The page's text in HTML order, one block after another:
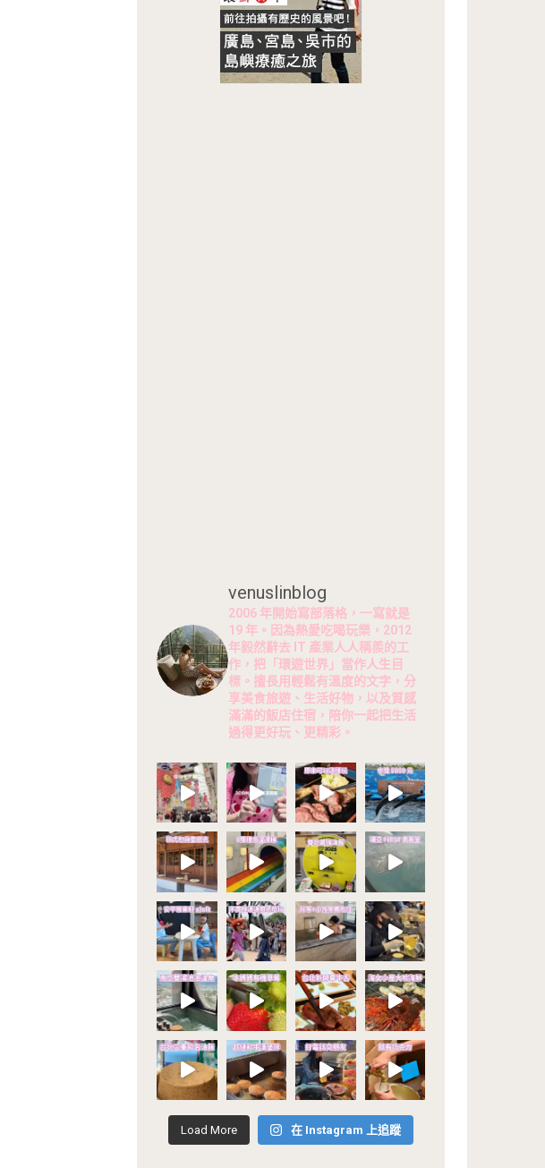
venuslinblog
2006 年開始寫部落格，一寫就是
19 年。因為熱愛吃喝玩樂，2012
年毅然辭去 IT 產業人人稱羨的工
作，把「環遊世界」當作人生目
標。擅長用輕鬆有溫度的文字，分
享美食旅遊、生活好物，以及質感
滿滿的飯店住宿，陪你一起把生活
過得更好玩、更精彩。
Load More 在 Instagram 上追蹤